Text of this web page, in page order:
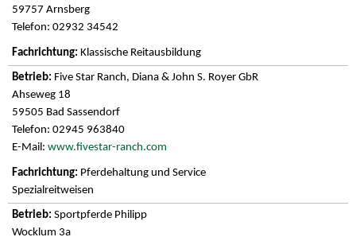
59757 Arnsberg
Telefon: 02932 34542
Klassische Reitausbildung
Five Star Ranch, Diana & John S. Royer GbR
Ahseweg 18
59505 Bad Sassendorf
Telefon: 02945 963840
E-Mail: www.fivestar-ranch.com
Pferdehaltung und Service
Spezialreitweisen
Sportpferde Philipp
Wocklum 3a